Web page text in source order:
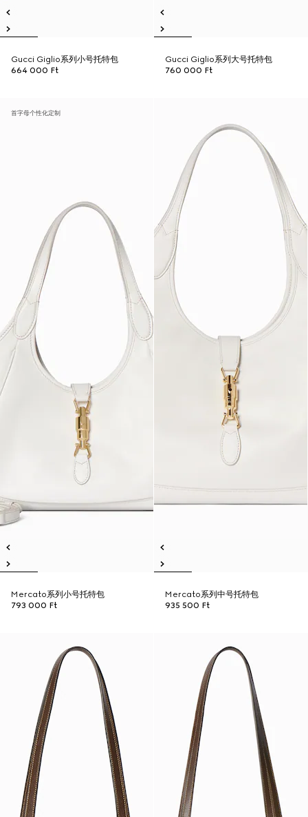
Gucci Giglio系列小号托特包
664 000 Ft
Gucci Giglio系列大号托特包
760 000 Ft
首字母个性化定制
Mercato系列小号托特包
793 000 Ft
Mercato系列中号托特包
935 500 Ft